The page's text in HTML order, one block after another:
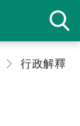
行政解釋